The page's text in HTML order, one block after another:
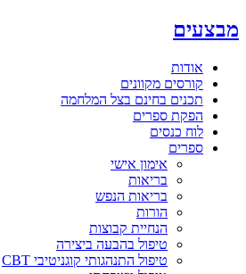
מבצעים
אודות
קורסים מקוונים
תכנים בחינם בצל המלחמה
הפקת ספרים
לוח כנסים
ספרים
אימון אישי
בריאות
בריאות הנפש
הורות
הנחיית קבוצות
טיפול בהבעה ביצירה
טיפול התנהגותי קוגניטיבי CBT